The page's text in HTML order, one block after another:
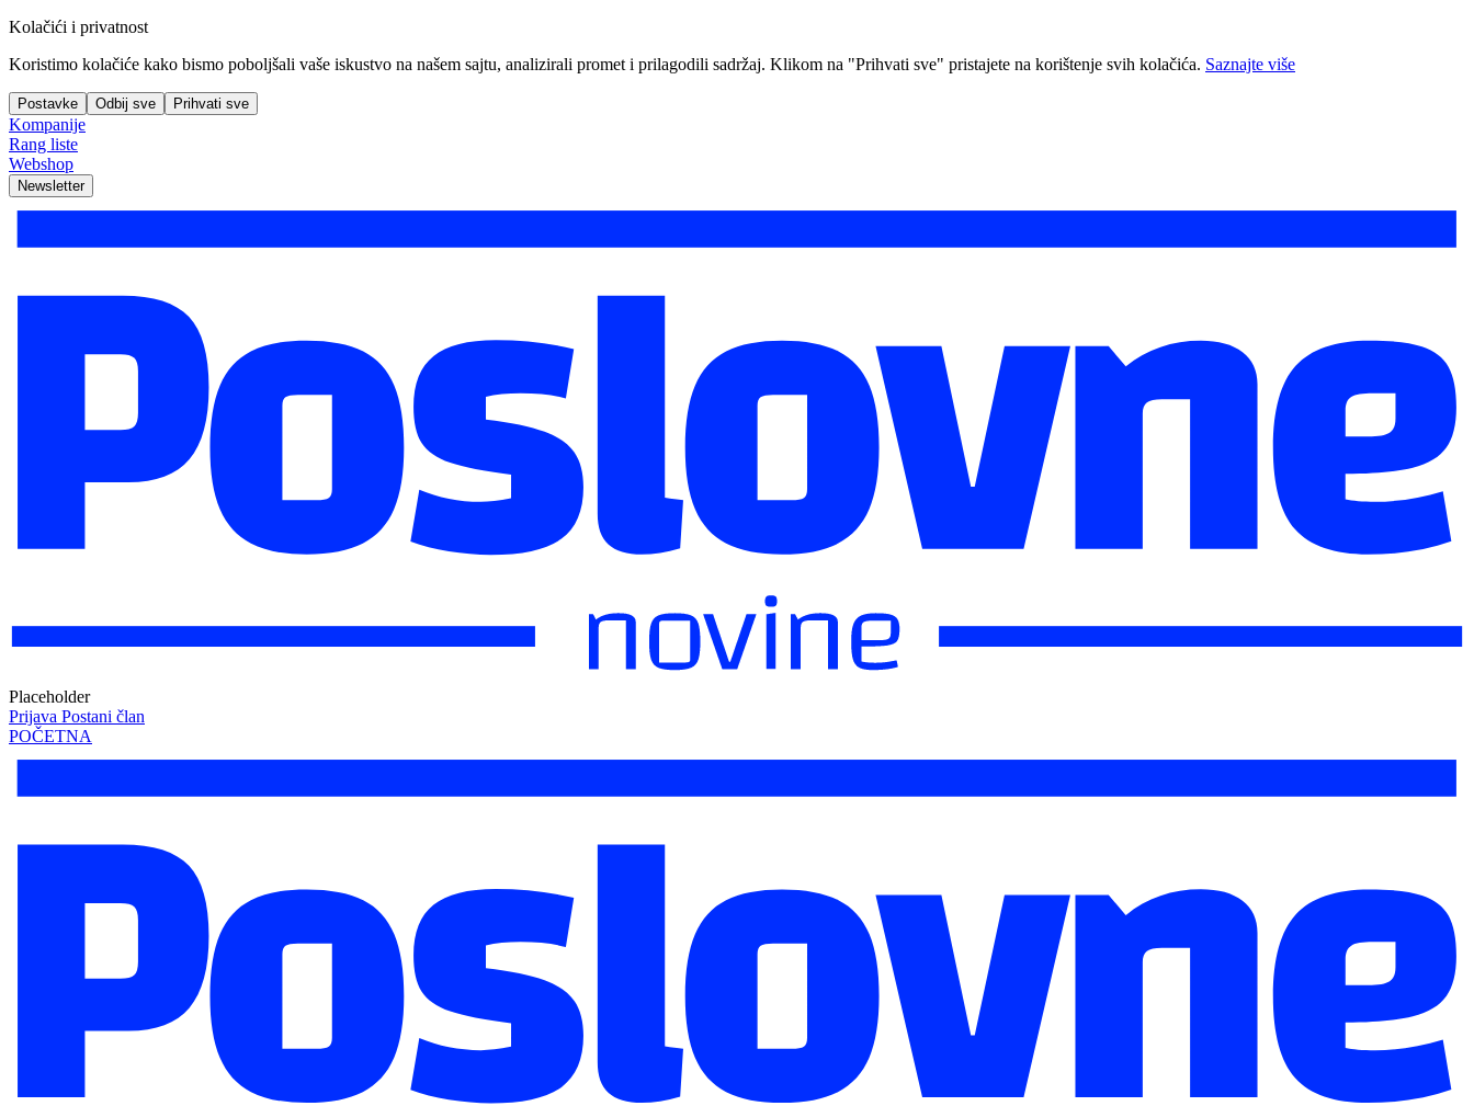
Kolačići i privatnost
Koristimo kolačiće kako bismo poboljšali vaše iskustvo na našem sajtu, analizirali promet i prilagodili sadržaj. Klikom na "Prihvati sve" pristajete na korištenje svih kolačića. Saznajte više
Postavke Odbij sve Prihvati sve
Kompanije
Rang liste
Webshop
Newsletter
Placeholder
Prijava Postani član
POČETNA